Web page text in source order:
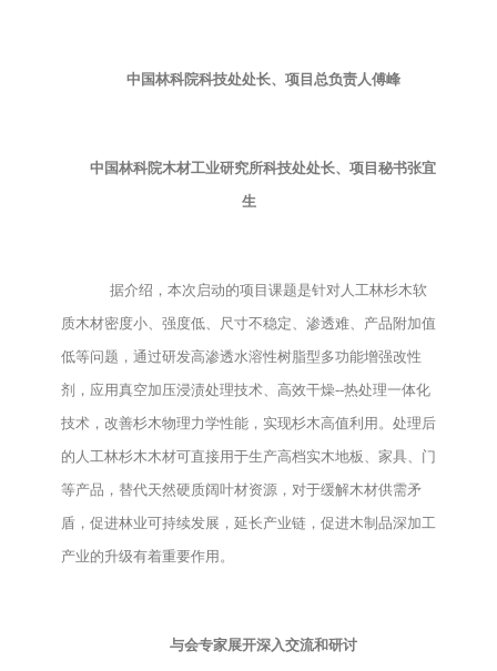
中国林科院科技处处长、项目总负责人傅峰
中国林科院木材工业研究所科技处处长、项目秘书张宜
生
据介绍，本次启动的项目课题是针对人工林杉木软
质木材密度小、强度低、尺寸不稳定、渗透难、产品附加值
低等问题，通过研发高渗透水溶性树脂型多功能增强改性
剂，应用真空加压浸渍处理技术、高效干燥--热处理一体化
技术，改善杉木物理力学性能，实现杉木高值利用。处理后
的人工林杉木木材可直接用于生产高档实木地板、家具、门
等产品，替代天然硬质阔叶材资源，对于缓解木材供需矛
盾，促进林业可持续发展，延长产业链，促进木制品深加工
产业的升级有着重要作用。
与会专家展开深入交流和研讨